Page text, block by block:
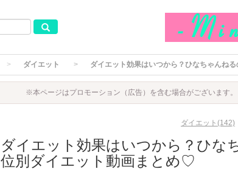
ダイエット ダイエット効果はいつから？ひなちゃんね
※本ページはプロモーション（広告）を含む場合がございます。
ダイエット(142)
ダイエット効果はいつから？ひな
位別ダイエット動画まとめ♡